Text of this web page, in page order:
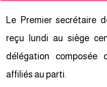
Le Premier secrétaire
reçu lundi au siège
délégation
affiliés au parti.